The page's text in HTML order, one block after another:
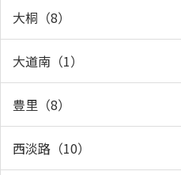
大桐（8）
大道南（1）
豊里（8）
西淡路（10）